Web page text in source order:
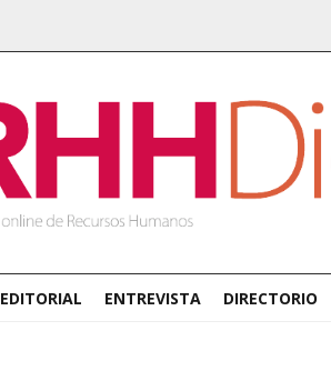
EDITORIAL ENTREVISTA DIRECTORIO